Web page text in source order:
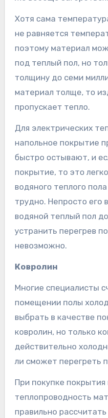
Хотя сама
не равняется
поэтому материал
под теплый пол, но
толщину до семи
материал толще, то
пропускает тепло.
Для электрических
напольное покрытие
быстро остывают, и
покрытие, то это
водяного теплого
трудно. Непросто его
водяной теплый пол
устранить перегрев
невозможно.
Ковролин
Многие специалисты
помещении полы
выбрать в качестве
ковролин, но только
действительно
ли сможет перегреть
При покупке
теплопроводность
правильно